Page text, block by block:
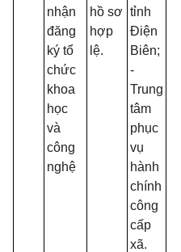
nhận
đăng
ký tổ
chức
khoa
học
và
công
nghệ
hồ sơ
hợp
lệ.
tỉnh
Điện
Biên;
-
Trung
tâm
phục
vụ
hành
chính
công
cấp
xã.